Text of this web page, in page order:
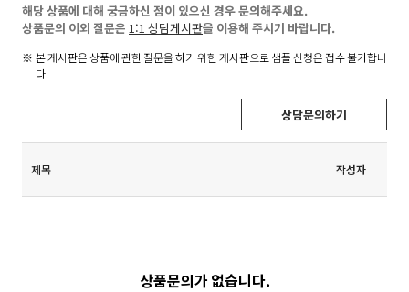
해당 상품에 대해 궁금하신 점이 있으신 경우 문의해주세요.
상품문의 이외 질문은 1:1 상담게시판을 이용해 주시기 바랍니다.
본 게시판은 상품에 관한 질문을 하기 위한 게시판으로 샘플 신청은 접수 불가합니
다.
상담문의하기
제목 작성자
상품문의가 없습니다.